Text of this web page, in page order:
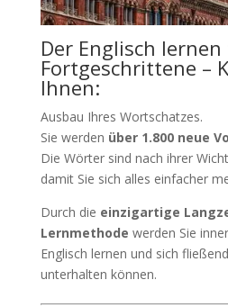
Der Englisch
Fortgeschrittene –
Ihnen:
Ausbau Ihres Wortschatzes.
Sie werden über 1.800 neue
Die Wörter sind nach ihrer
damit Sie sich alles einfacher
Durch die einzigartige
Lernmethode werden Sie
Englisch lernen und sich
unterhalten können.